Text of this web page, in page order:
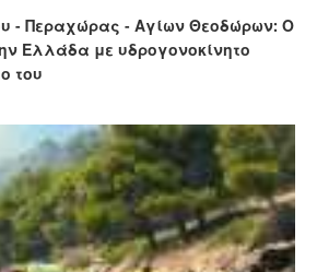
- Περαχώρας - Αγίων Θεοδώρων: Ο
Ελλάδα με υδρογονοκίνητο
του